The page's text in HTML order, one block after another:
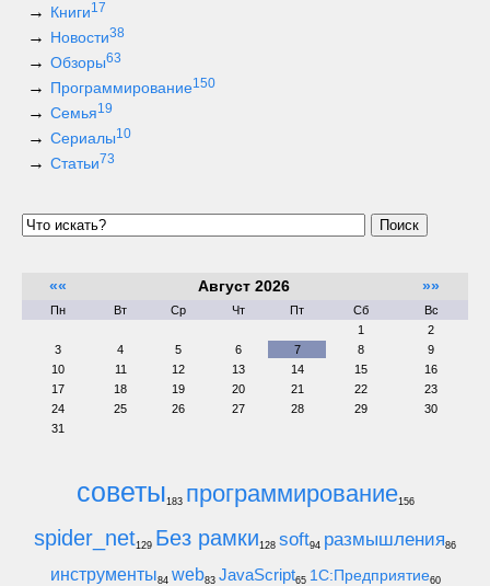
Книги17
Новости38
Обзоры63
Программирование150
Семья19
Сериалы10
Статьи 73
Поиск
«« Август 2026 »»
Пн Вт Ср Чт Пт Сб
Вс
1
2
3
4 5 6 7 8
9
10
11 12 13 14 15
16
17
18 19 20 21 22
23
24
25 26 27 28 29
30
31
советы183 программирование156
spider_net129 Без рамки128 soft94 размышления86
инструменты84 web83 JavaScript65 1С:Предприятие60